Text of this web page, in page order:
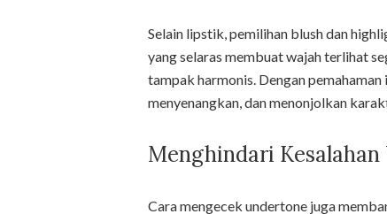
Selain lipstik, pemilihan blush dan
yang selaras membuat wajah terlihat
tampak harmonis. Dengan
menyenangkan, dan menonjolkan
Menghindari Kesalahan
Cara mengecek undertone juga